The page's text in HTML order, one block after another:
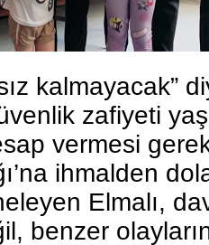
kalmayacak”
zafiyeti
vermesi
ihmalden
Elmalı,
benzer